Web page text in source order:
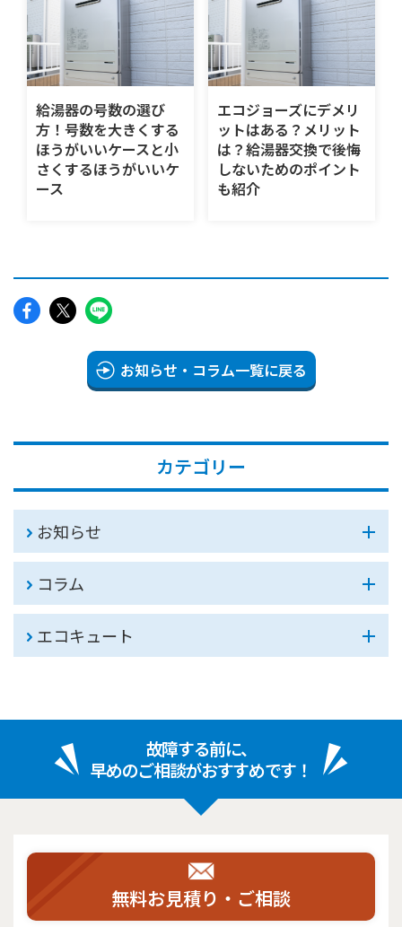
給湯器の号数の選び
方！号数を大きくする
ほうがいいケースと小
さくするほうがいいケ
ース
エコジョーズにデメリ
ットはある？メリット
は？給湯器交換で後悔
しないためのポイント
も紹介
お知らせ・コラム一覧に戻る
カテゴリー
お知らせ
コラム
エコキュート
故障する前に、
早めのご相談がおすすめです！
無料お見積り・ご相談